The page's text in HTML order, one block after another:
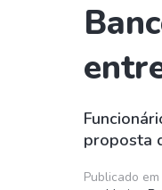
Índice
Ibovespa
Ações
Taesa
proposta
Publicado